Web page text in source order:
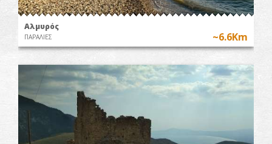
Αλμυρός
ΠΑΡΑΛΙΕΣ ~6.6Km